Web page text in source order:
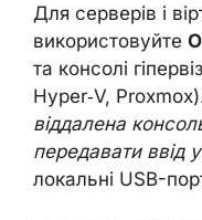
Для серверів і
використовуйте
та консолі
Hyper‑V,
віддалена
передавати ввід
локальні USB-